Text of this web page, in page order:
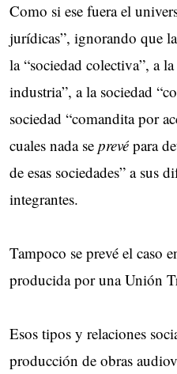
Como si ese fuera el
jurídicas”, ignorando que
la “sociedad colectiva”, a
industria”, a la sociedad
sociedad “comandita por
cuales nada se prevépara
de esas sociedades” a sus
integrantes.
Tampoco se prevé el caso
producida por una Unión
Esos tipos y relaciones
producción de obras